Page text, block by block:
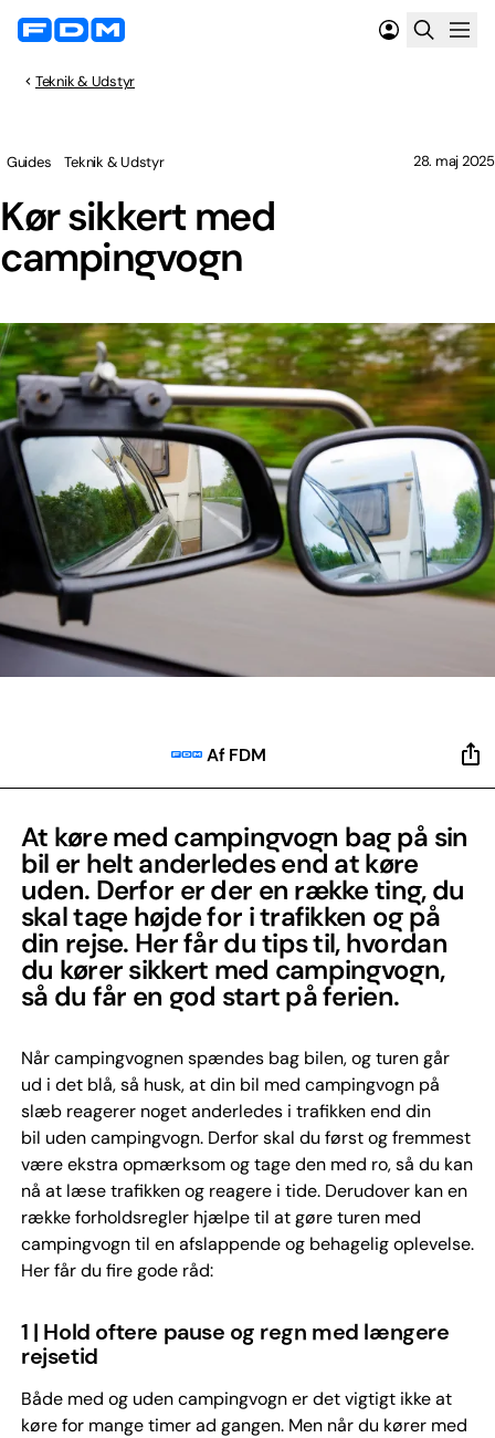
Teknik & Udstyr
Kør sikkert med
campingvogn
Guides Teknik & Udstyr 28. maj 2025
Af FDM
At køre med campingvogn bag på sin
bil er helt anderledes end at køre
uden. Derfor er der en række ting, du
skal tage højde for i trafikken og på
din rejse. Her får du tips til, hvordan
du kører sikkert med campingvogn,
så du får en god start på ferien.
Når campingvognen spændes bag bilen, og turen går
ud i det blå, så husk, at din bil med campingvogn på
slæb reagerer noget anderledes i trafikken end din
bil uden campingvogn. Derfor skal du først og fremmest
være ekstra opmærksom og tage den med ro, så du kan
nå at læse trafikken og reagere i tide. Derudover kan en
række forholdsregler hjælpe til at gøre turen med
campingvogn til en afslappende og behagelig oplevelse.
Her får du fire gode råd:
1 | Hold oftere pause og regn med længere
rejsetid
Både med og uden campingvogn er det vigtigt ikke at
køre for mange timer ad gangen. Men når du kører med